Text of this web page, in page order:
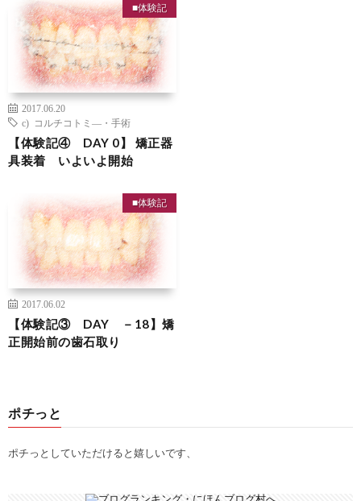
■体験記
2017.06.20
c) コルチコトミ―・手術
【体験記④ DAY 0】 矯正器
具装着 いよいよ開始
■体験記
2017.06.02
【体験記③ DAY －18】矯
正開始前の歯石取り
ポチっと
ポチっとしていただけると嬉しいです、